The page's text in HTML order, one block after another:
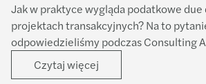
Jak w praktyce wygląda podatkowe
projektach transakcyjnych? Na to
odpowiedzieliśmy podczas Consulting
prezentując nasze podejście w oparciu
projektowe Forvis Mazars w Polsce.
Czytaj więcej